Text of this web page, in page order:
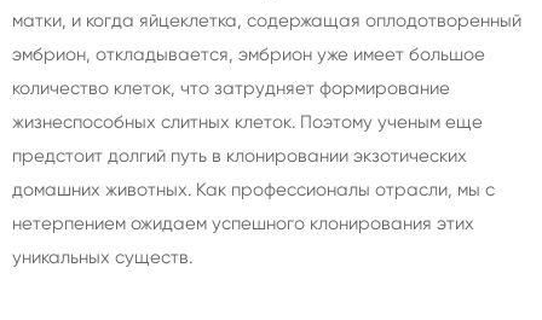
матки, и когда яйцеклетка, содержащая оплодотворенный
эмбрион, откладывается, эмбрион уже имеет большое
количество клеток, что затрудняет формирование
жизнеспособных слитных клеток. Поэтому ученым еще
предстоит долгий путь в клонировании экзотических
домашних животных. Как профессионалы отрасли, мы с
нетерпением ожидаем успешного клонирования этих
уникальных существ.